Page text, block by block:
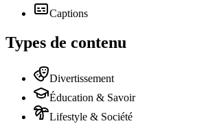
Captions
Types de contenu
Divertissement
Éducation & Savoir
Lifestyle & Société